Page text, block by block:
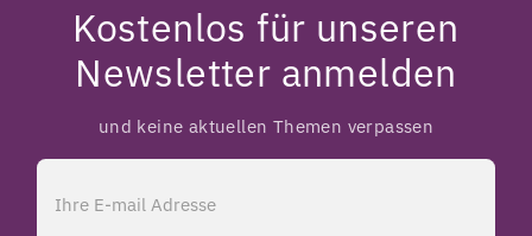
Kostenlos für unseren
Newsletter anmelden
und keine aktuellen Themen verpassen